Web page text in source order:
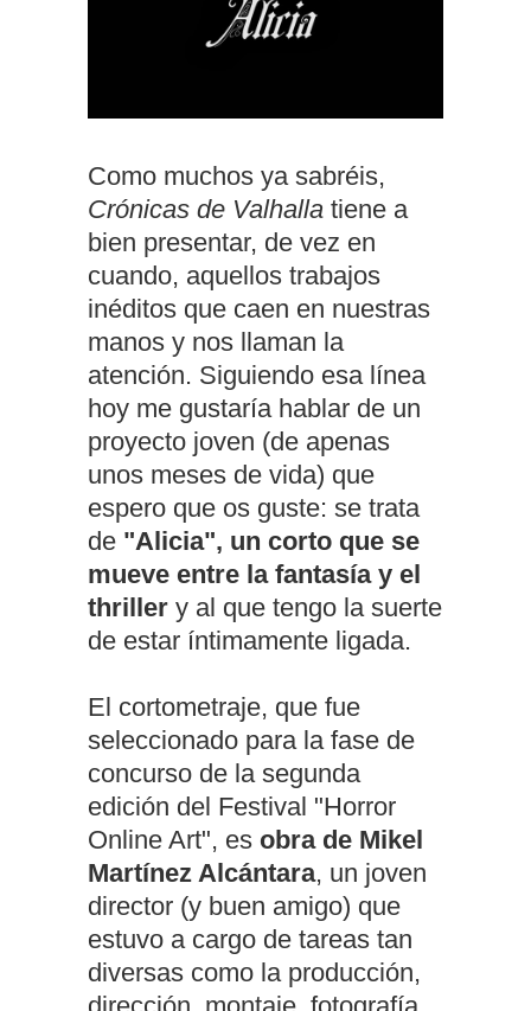
Como muchos ya sabréis,
Crónicas de Valhalla tiene a
bien presentar, de vez en
cuando, aquellos trabajos
inéditos que caen en nuestras
manos y nos llaman la
atención. Siguiendo esa línea
hoy me gustaría hablar de un
proyecto joven (de apenas
unos meses de vida) que
espero que os guste: se trata
de "Alicia", un corto que se
mueve entre la fantasía y el
thriller y al que tengo la suerte
de estar íntimamente ligada.
El cortometraje, que fue
seleccionado para la fase de
concurso de la segunda
edición del Festival "Horror
Online Art", es obra de Mikel
Martínez Alcántara, un joven
director (y buen amigo) que
estuvo a cargo de tareas tan
diversas como la producción,